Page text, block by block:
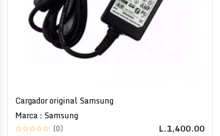
Cargador original Samsung
Marca : Samsung
(0) L.1,400.00